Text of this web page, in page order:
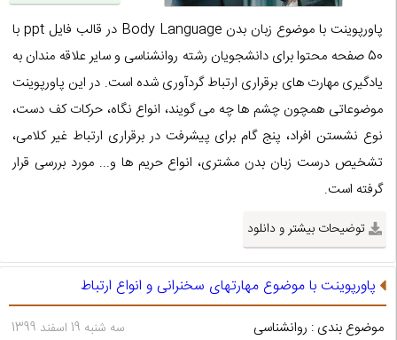
پاورپوینت با موضوع زبان بدن Body Language در قالب فایل ppt با
50 صفحه محتوا برای دانشجویان رشته روانشناسی و سایر علاقه مندان به
یادگیری مهارت های برقراری ارتباط گردآوری شده است. در این پاورپوینت
موضوعاتی همچون چشم ها چه می گویند، انواع نگاه، حرکات کف دست،
نوع نشستن افراد، پنج گام برای پیشرفت در برقراری ارتباط غیر کلامی،
تشخیص درست زبان بدن مشتری، انواع حریم ها و... مورد بررسی قرار
گرفته است.
توضیحات بیشتر و دانلود
پاورپوینت با موضوع مهارتهای سخنرانی و انواع ارتباط
موضوع بندی : روانشناسی سه شنبه 19 اسفند 1399